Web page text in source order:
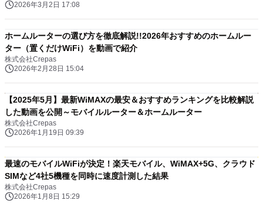
2026年3月2日 17:08
ホームルーターの選び方を徹底解説!!2026年おすすめのホームルー
ター（置くだけWiFi）を動画で紹介
株式会社Crepas
2026年2月28日 15:04
【2025年5月】最新WiMAXの最安＆おすすめランキングを比較解説
した動画を公開～モバイルルーター＆ホームルーター
株式会社Crepas
2026年1月19日 09:39
最速のモバイルWiFiが決定！楽天モバイル、WiMAX+5G、クラウド
SIMなど4社5機種を同時に速度計測した結果
株式会社Crepas
2026年1月8日 15:29